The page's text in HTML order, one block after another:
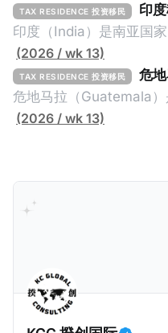
投资者签证： * 投资200万欧元意大利政府债券； * 投
资50万欧元意大利股票； * 投资25万欧元于创新初创
企业；或 * 向意大利公共利益项目捐赠100万欧元。 当
投资者在居留许可证有效
在居留证到期日前至少
过五年的实际居留（每
吸引力吗？我们来看看：
TAX RESIDENCE 投资移民 印
印度（India）是南亚国
足特定的标准获得居留权
请人透过外国直接投资（
人必须在18个月内投资
币）或36个月内投资至
的财务能力和专业知识； * 申请人必须在印度就业务注
册公司，并提供公司注
并提供有关投资将如何
申请。申请人在印度居
身份，包括在申请前连
(2026 / wk 13)
TAX RESIDENCE 投资移民 危
危地马拉（Guatemala
证明被动收入或养老金收
增加300美元（折合约人民币2千）
包括：申请表、护照、
危地马拉的证明，且材
在危地马拉居住至少五
历史文化有认识，就可以
么，危地马拉的税务政
(2026 / wk 13)